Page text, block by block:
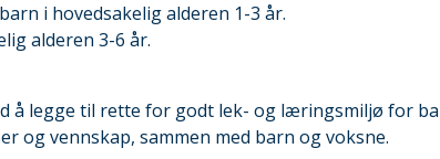
i hovedsakelig alderen 1-3 år.
alderen 3-6 år.
å legge til rette for godt lek- og læringsmiljø for
og vennskap, sammen med barn og voksne.